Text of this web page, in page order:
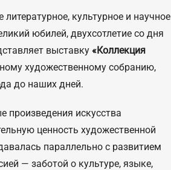
культурное и научное
юбилей, двухсотлетие со дня
выставку «Коллекция
художественному собранию,
до наших дней.
произведения искусства
ценность художественной
параллельно с развитием
— заботой о культуре, языке,